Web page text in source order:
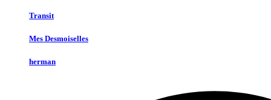
Transit
Mes Desmoiselles
herman